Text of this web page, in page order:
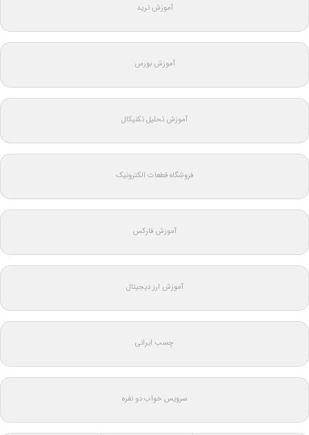
آموزش ترید
آموزش بورس
آموزش تحلیل تکنیکال
فروشگاه قطعات الکترونیک
آموزش فارکس
آموزش ارز دیجیتال
چسب ایرانی
سرویس خواب دو نفره